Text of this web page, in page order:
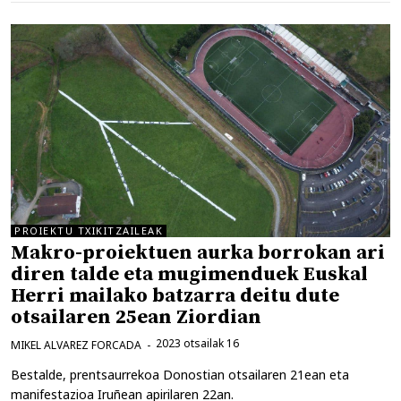
PROIEKTU TXIKITZAILEAK
Makro-proiektuen aurka borrokan ari
diren talde eta mugimenduek Euskal
Herri mailako batzarra deitu dute
otsailaren 25ean Ziordian
2023 otsailak 16
MIKEL ALVAREZ FORCADA
Bestalde, prentsaurrekoa Donostian otsailaren 21ean eta
manifestazioa Iruñean apirilaren 22an.